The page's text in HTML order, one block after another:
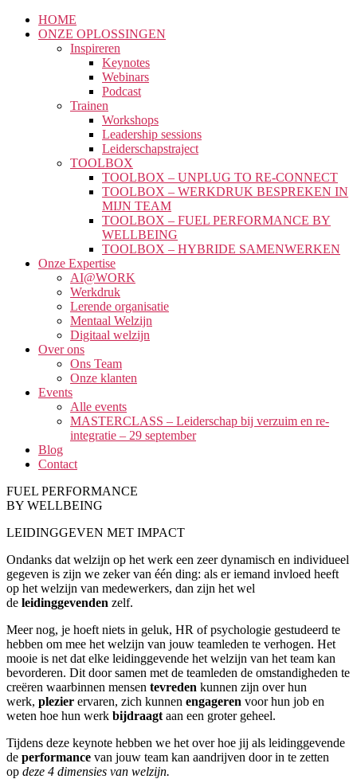
HOME
ONZE OPLOSSINGEN
Inspireren
Keynotes
Webinars
Podcast
Trainen
Workshops
Leadership sessions
Leiderschapstraject
TOOLBOX
TOOLBOX – UNPLUG TO RE-CONNECT
TOOLBOX – WERKDRUK BESPREKEN IN
MIJN TEAM
TOOLBOX – FUEL PERFORMANCE BY
WELLBEING
TOOLBOX – HYBRIDE SAMENWERKEN
Onze Expertise
AI@WORK
Werkdruk
Lerende organisatie
Mentaal Welzijn
Digitaal welzijn
Over ons
Ons Team
Onze klanten
Events
Alle events
MASTERCLASS – Leiderschap bij verzuim en re-
integratie – 29 september
Blog
Contact
FUEL PERFORMANCE
BY WELLBEING
LEIDINGGEVEN MET IMPACT
Ondanks dat welzijn op het werk een zeer dynamisch en individueel
gegeven is zijn we zeker van één ding: als er iemand invloed heeft
op het welzijn van medewerkers, dan zijn het wel
de leidinggevenden zelf.
Meer nog, je hoeft niets in geluk, HR of psychologie gestudeerd te
hebben om mee het welzijn van jouw teamleden te verhogen. Het
mooie is net dat elke leidinggevende het welzijn van het team kan
bevorderen. Dit door samen met de teamleden de omstandigheden te
creëren waarbinnen mensen tevreden kunnen zijn over hun
werk, plezier ervaren, zich kunnen engageren voor hun job en
weten hoe hun werk bijdraagt aan een groter geheel.
Tijdens deze keynote hebben we het over hoe jij als leidinggevende
de performance van jouw team kan aandrijven door in te zetten
op deze 4 dimensies van welzijn.